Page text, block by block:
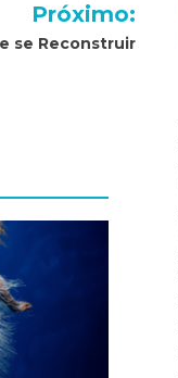
Próximo:
se Reconstruir